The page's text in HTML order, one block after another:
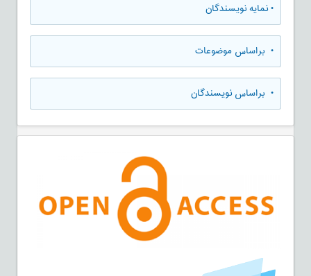
•نمایه نویسندگان
• براساس موضوعات
• براساس نویسندگان